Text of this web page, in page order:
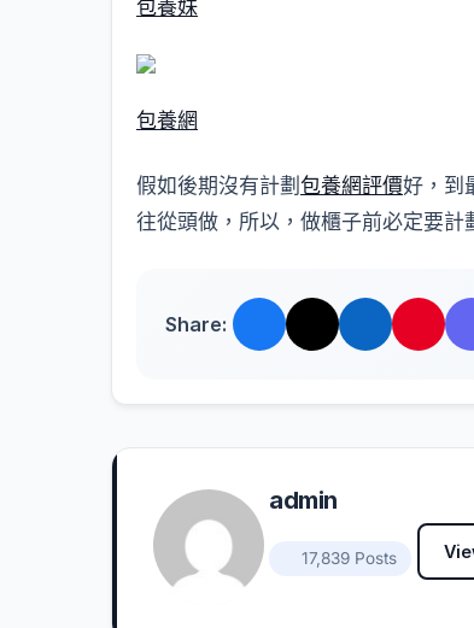
包養妹
包養網
假如後期沒有計劃 包養網評價好，到
往從頭做，所以，做櫃子前必定要計
Share:
admin
17,839 Posts